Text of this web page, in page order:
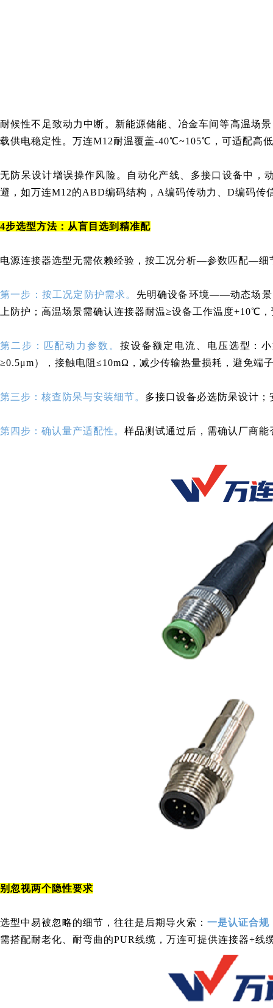
耐候性不足致动力中断。新能源储能、冶金车间等高温场
载供电稳定性。万连M12耐温覆盖-40℃~105℃，可适配高
无防呆设计增误操作风险。自动化产线、多接口设备中，
避，如万连M12的ABD编码结构，A编码传动力、D编码传
4步选型方法：从盲目选到精准配
电源连接器选型无需依赖经验，按工况分析—参数匹配—
第一步：按工况定防护需求。 先明确设备环境——动态场景
上防护；高温场景需确认连接器耐温≥设备工作温度+10℃
第二步：匹配动力参数。 按设备额定电流、电压选型：
≥0.5μm），接触电阻≤10mΩ，减少传输热量损耗，避免端
第三步：核查防呆与安装细节。 多接口设备必选防呆设计
第四步：确认量产适配性。 样品测试通过后，需确认厂商
别忽视两个隐性要求
选型中易被忽略的细节，往往是后期导火索： 一是认证合规
需搭配耐老化、耐弯曲的PUR线缆，万连可提供连接器+线